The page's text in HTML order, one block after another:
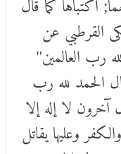
القرطبي عن
رب العالمين"
الحمد لله رب
لا إله إلا
وعليها يقاتل